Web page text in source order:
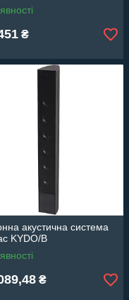
₴
акустична система
KYDO/B
₴